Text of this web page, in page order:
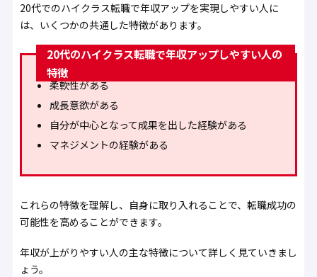
20代でのハイクラス転職で年収アップを実現しやすい人に
は、いくつかの共通した特徴があります。
20代のハイクラス転職で年収アップしやすい人の
特徴
柔軟性がある
成長意欲がある
自分が中心となって成果を出した経験がある
マネジメントの経験がある
これらの特徴を理解し、自身に取り入れることで、転職成功の
可能性を高めることができます。
年収が上がりやすい人の主な特徴について詳しく見ていきまし
ょう。